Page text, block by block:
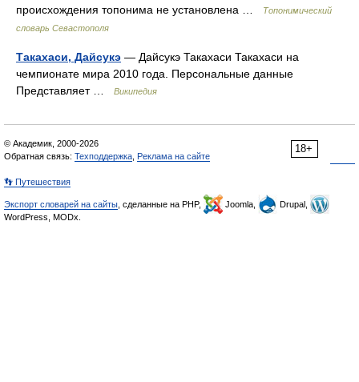
происхождения топонима не установлена …
Топонимический
словарь Севастополя
Такахаси, Дайсукэ — Дайсукэ Такахаси Такахаси на
чемпионате мира 2010 года. Персональные данные
Представляет …
Википедия
18+
© Академик, 2000-2026
Обратная связь: Техподдержка Реклама на сайте
👣 Путешествия
Экспорт словарей на сайты , сделанные на PHP, Joomla,
Drupal,
WordPress, MODx.